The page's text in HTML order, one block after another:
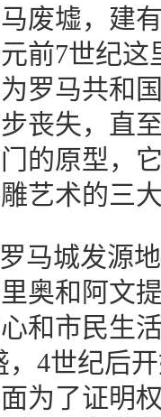
废墟，建
前7世纪
罗马共和
丧失，直
的原型，
艺术的三
马城发源
奥和阿文
和市民生
4世纪后
为了证明